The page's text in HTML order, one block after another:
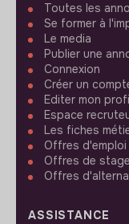
Toutes les
Se former à
Le media
Publier une
Connexion
Créer un
Editer mon
Espace
Les fiches
Offres d'emploi
Offres de stage
Offres
ASSISTANCE